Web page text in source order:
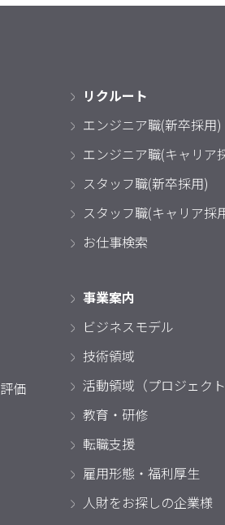
価
リクルート
エンジニア職(新卒採用)
エンジニア職(キャリア
スタッフ職(新卒採用)
スタッフ職(キャリア採
お仕事検索
事業案内
ビジネスモデル
技術領域
活動領域（プロジェクト
教育・研修
転職支援
雇用形態・福利厚生
人財をお探しの企業様